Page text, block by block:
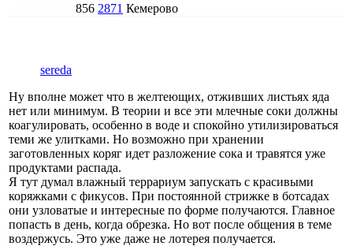
856 2871 Кемерово
sereda
Ну вполне может что в желтеющих, отживших листьях яда
нет или минимум. В теории и все эти млечные соки должны
коагулировать, особенно в воде и спокойно утилизироваться
теми же улитками. Но возможно при хранении
заготовленных коряг идет разложение сока и травятся уже
продуктами распада.
Я тут думал влажный террариум запускать с красивыми
коряжками с фикусов. При постоянной стрижке в ботсадах
они узловатые и интересные по форме получаются. Главное
попасть в день, когда обрезка. Но вот после общения в теме
воздержусь. Это уже даже не лотерея получается.